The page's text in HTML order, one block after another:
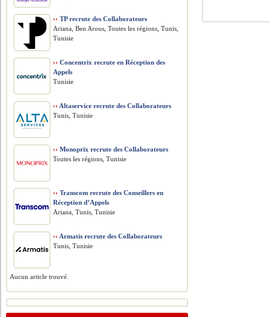
›› TP recrute des Collaborateurs
Ariana, Ben Arous, Toutes les régions, Tunis,
Tunisie
›› Concentrix recrute en Réception des
Appels
Tunisie
›› Altaservice recrute des Collaborateurs
Tunis, Tunisie
›› Monoprix recrute des Collaborateurs
Toutes les régions, Tunisie
›› Transcom recrute des Conseillers en
Réception d’Appels
Ariana, Tunis, Tunisie
›› Armatis recrute des Collaborateurs
Tunis, Tunisie
Aucun article trouvé.